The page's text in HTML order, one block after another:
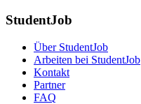
StudentJob
Über StudentJob
Arbeiten bei StudentJob
Kontakt
Partner
FAQ